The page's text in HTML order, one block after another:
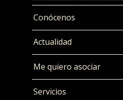
Conócenos
Actualidad
Me quiero asociar
Servicios